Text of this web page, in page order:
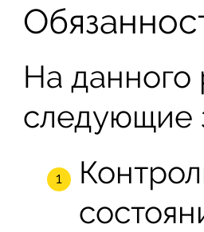
На данного
следующие